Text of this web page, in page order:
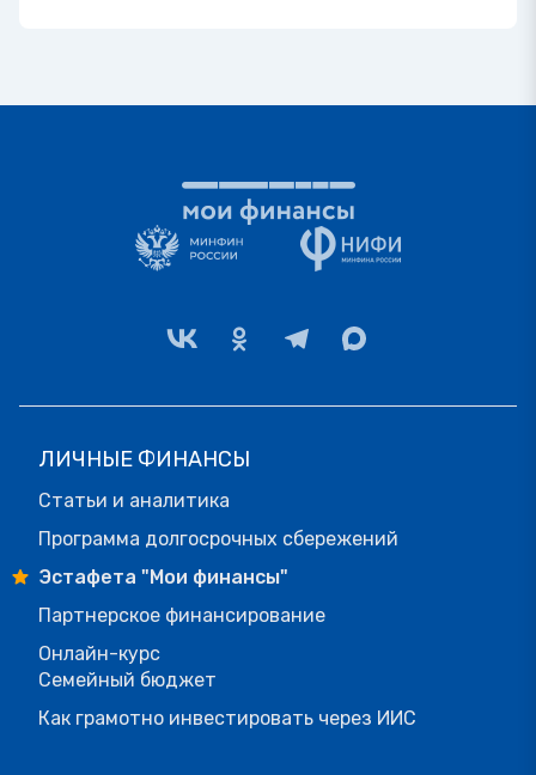
ЛИЧНЫЕ ФИНАНСЫ
Статьи и аналитика
Программа долгосрочных сбережений
Эстафета "Мои финансы"
Партнерское финансирование
Онлайн-курс
Семейный бюджет
Как грамотно инвестировать через ИИС